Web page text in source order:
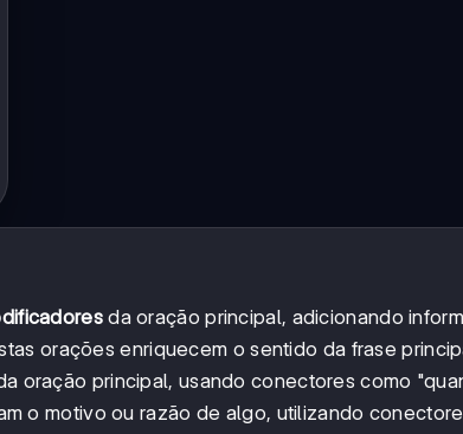
da oração principal, adicionando
orações enriquecem o sentido da frase
oração principal, usando conectores como
o motivo ou razão de algo, utilizando